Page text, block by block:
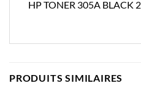
HP TONER 305A BLACK
PRODUITS SIMILAIRES